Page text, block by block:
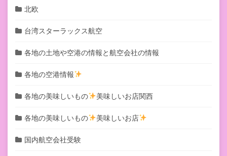
北欧
台湾スターラックス航空
各地の土地や空港の情報と航空会社の情報
各地の空港情報
各地の美味しいもの 美味しいお店関西
各地の美味しいもの 美味しいお店
国内航空会社受験